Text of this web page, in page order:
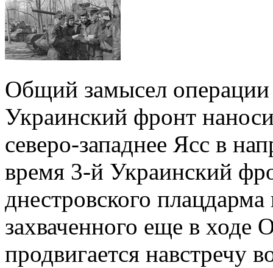
Общий замысел операции
Украинский фронт
северо-западнее Ясс в
время 3-й Украинский
днестровского
захваченного еще в ходе
продвигается навстречу